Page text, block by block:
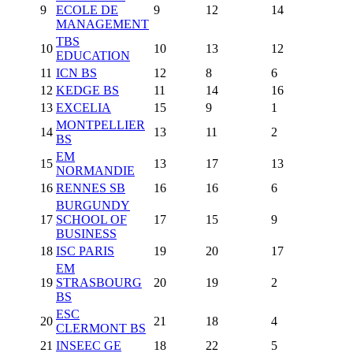
9
ECOLE DE
MANAGEMENT
9 12 14
10
TBS
EDUCATION
10 13
12
11 ICN BS 12 8
6
12 KEDGE BS 11 14
16
13 EXCELIA 15 9
1
14
MONTPELLIER
BS
13 11 2
15
EM
NORMANDIE
13 17
13
16 RENNES SB 16 16 6
17
BURGUNDY
SCHOOL OF
BUSINESS
17 15 9
18 ISC PARIS 19 20 17
19
EM
STRASBOURG
BS
20 19 2
20
ESC
CLERMONT BS
21 18
4
21 INSEEC GE 18 22 5